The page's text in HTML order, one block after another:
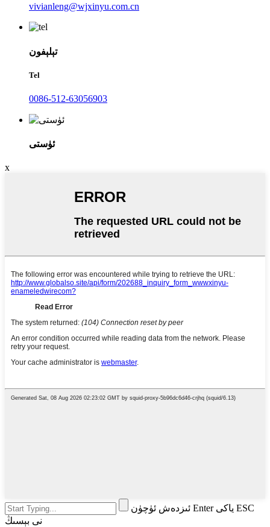
vivianleng@wjxinyu.com.cn
تېلېفون
Tel
0086-512-63056903
ئۈستى
x
ئىزدەش ئۈچۈن Enter ياكى ESC
نى بېسىڭ